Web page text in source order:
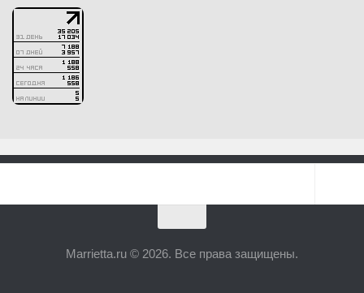
Marrietta.ru © 2026. Все права защищены.